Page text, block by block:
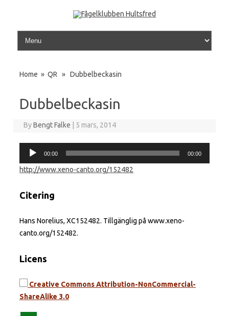
Skip to content
Home » QR » Dubbelbeckasin
Dubbelbeckasin
ByBengt Falke 5 mars, 2014
Ljudspelare
00:00 00:00
http://www.xeno-canto.org/152482
Citering
Hans Norelius, XC152482. Tillgänglig på www.xeno-
canto.org/152482.
Licens
Creative Commons Attribution-NonCommercial-
ShareAlike 3.0